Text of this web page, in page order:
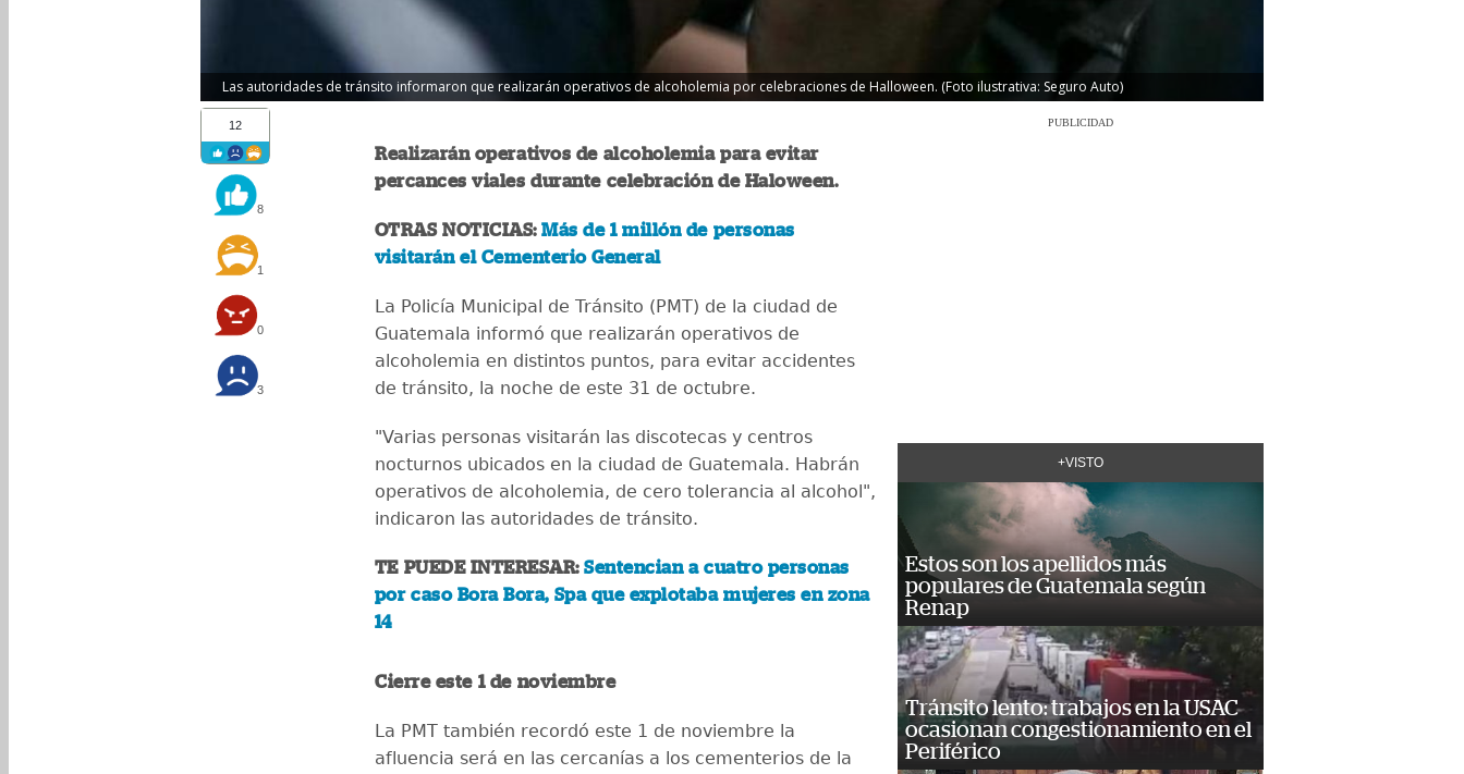
Las autoridades de tránsito informaron que realizarán operativos de alcoholemia por celebraciones de Halloween. (Foto ilustrativa: Seguro Auto)
12
8
1
0
3
Realizarán operativos de alcoholemia para evitar
percances viales durante celebración de Haloween.
OTRAS NOTICIAS:Más de 1 millón de personas
visitarán el Cementerio General
La Policía Municipal de Tránsito (PMT) de la ciudad de
Guatemala informó que realizarán operativos de
alcoholemia en distintos puntos, para evitar accidentes
de tránsito, la noche de este 31 de octubre.
"Varias personas visitarán las discotecas y centros
nocturnos ubicados en la ciudad de Guatemala. Habrán
operativos de alcoholemia, de cero tolerancia al alcohol",
indicaron las autoridades de tránsito.
TE PUEDE INTERESAR:Sentencian a cuatro personas
por caso Bora Bora, Spa que explotaba mujeres en zona
14
Cierre este 1 de noviembre
La PMT también recordó este 1 de noviembre la
afluencia será en las cercanías a los cementerios de la
PUBLICIDAD
+VISTO
Estos son los apellidos más
populares de Guatemala según
Renap
Tránsito lento: trabajos en la USAC
ocasionan congestionamiento en el
Periférico